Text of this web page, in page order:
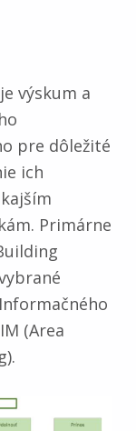
výskum a
pre dôležité
ich
Primárne
(Area